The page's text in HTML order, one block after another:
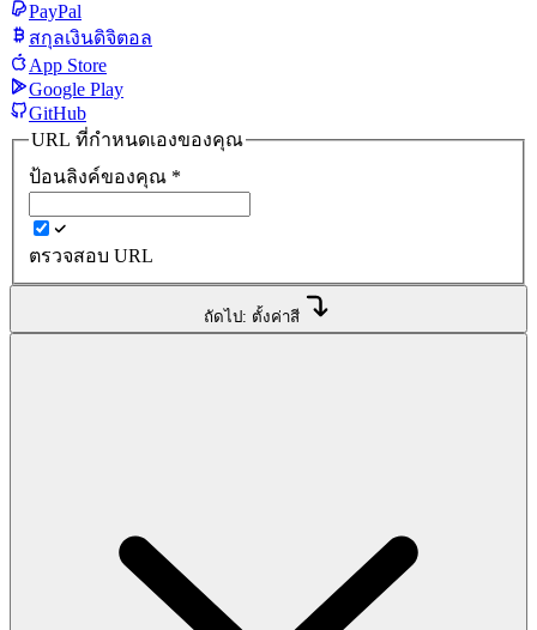
PayPal
สกุลเงินดิจิตอล
App Store
Google Play
GitHub
URL ที่กำหนดเองของคุณ
ป้อนลิงค์ของคุณ *
ตรวจสอบ URL
ถัดไป: ตั้งค่าสี